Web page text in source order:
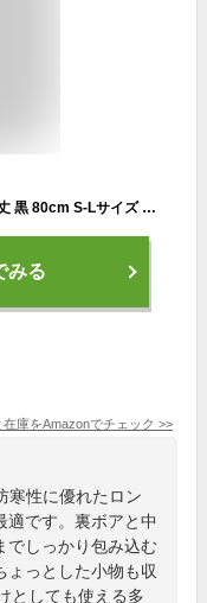
[CLEAN HOUSE] 巻きスカート 防寒 ロング丈 黒 80cm S-Lサイズ 裏ボア 中綿 キルティング ポケット付き ひざ掛け
みる
在庫をAmazonでチェック >>
寒性に優れたロン
適です。裏ボアと中
でしっかり包み込む
ょっとした小物も収
としても使える多